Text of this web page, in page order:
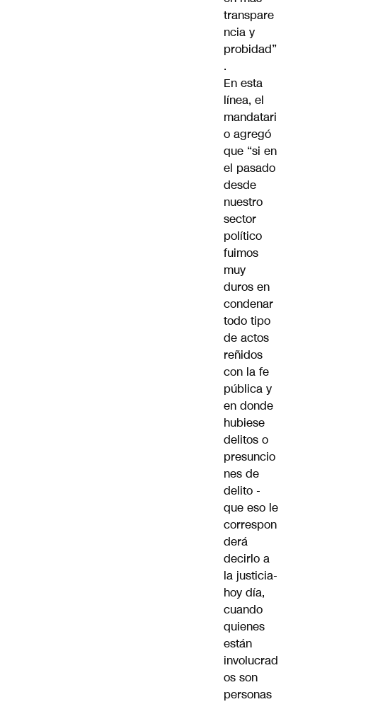
transpare
ncia y
probidad”
.
En esta
línea, el
mandatari
o agregó
que “si en
el pasado
desde
nuestro
sector
político
fuimos
muy
duros en
condenar
todo tipo
de actos
reñidos
con la fe
pública y
en donde
hubiese
delitos o
presuncio
nes de
delito -
que eso le
correspon
derá
decirlo a
la justicia-
hoy día,
cuando
quienes
están
involucrad
os son
personas